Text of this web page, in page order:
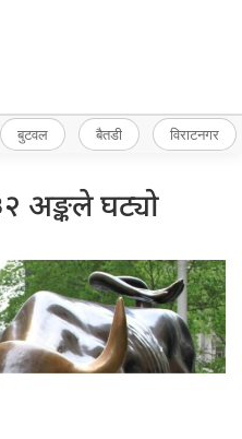
बुटवल बैतडी विराटनगर
अङ्कले घट्यो